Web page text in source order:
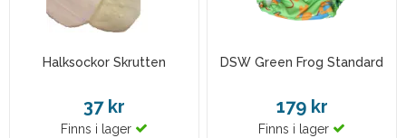
Halksockor Skrutten
37 kr
Finns i lager
DSW Green Frog Standard
179 kr
Finns i lager